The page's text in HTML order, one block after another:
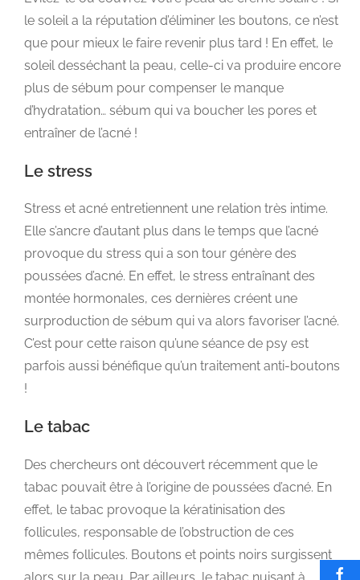
le soleil a la réputation d’éliminer les boutons, ce n’est
que pour mieux le faire revenir plus tard ! En effet, le
soleil desséchant la peau, celle-ci va produire encore
plus de sébum pour compenser le manque
d’hydratation… sébum qui va boucher les pores et
entraîner de l’acné !
Le stress
Stress et acné entretiennent une relation très intime.
Elle s’ancre d’autant plus dans le temps que l’acné
provoque du stress qui a son tour génère des
poussées d’acné. En effet, le stress entraînant des
montée hormonales, ces dernières créent une
surproduction de sébum qui va alors favoriser l’acné.
C’est pour cette raison qu’une séance de psy est
parfois aussi bénéfique qu’un traitement anti-boutons
!
Le tabac
Des chercheurs ont découvert récemment que le
tabac pouvait être à l’origine de poussées d’acné. En
effet, le tabac provoque la kératinisation des
follicules, responsable de l’obstruction de ces
mêmes follicules. Boutons et points noirs surgissent